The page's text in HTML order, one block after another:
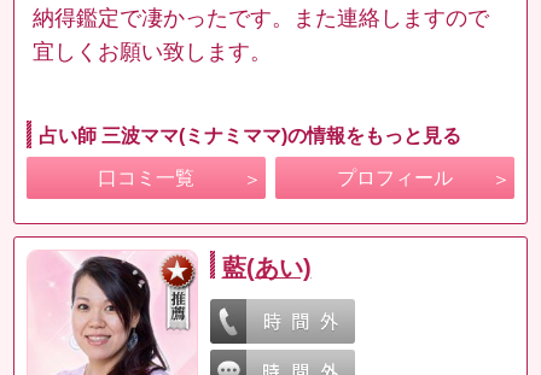
納得鑑定で凄かったです。また連絡しますので
宜しくお願い致します。
占い師 三波ママ(ミナミママ)の情報をもっと見る
口コミ一覧 プロフィール
藍(あい)